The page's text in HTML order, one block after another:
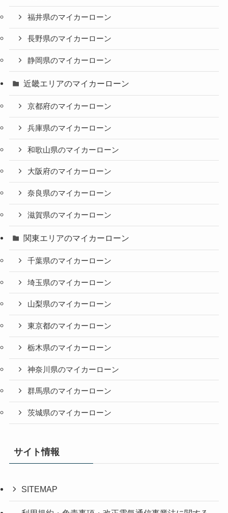
福井県のマイカーローン
長野県のマイカーローン
静岡県のマイカーローン
近畿エリアのマイカーローン
京都府のマイカーローン
兵庫県のマイカーローン
和歌山県のマイカーローン
大阪府のマイカーローン
奈良県のマイカーローン
滋賀県のマイカーローン
関東エリアのマイカーローン
千葉県のマイカーローン
埼玉県のマイカーローン
山梨県のマイカーローン
東京都のマイカーローン
栃木県のマイカーローン
神奈川県のマイカーローン
群馬県のマイカーローン
茨城県のマイカーローン
サイト情報
SITEMAP